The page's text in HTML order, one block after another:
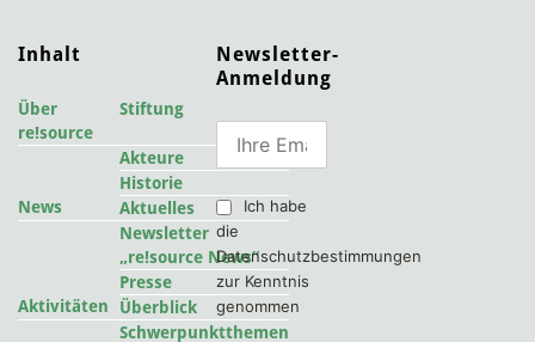
Inhalt
Über
re!source
Stiftung
Akteure
Historie
News
Aktuelles
Newsletter
„re!source News“
Presse
Aktivitäten
Überblick
Schwerpunktthemen
Newsletter-
Anmeldung
Ich habe
die
Datenschutzbestimmungen
zur Kenntnis
genommen